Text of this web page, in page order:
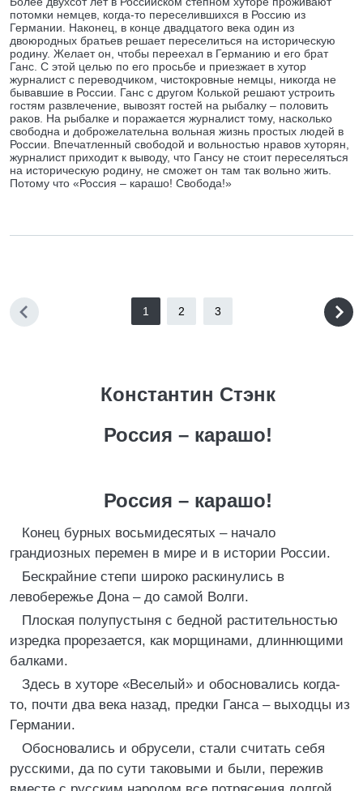
потомки немцев, когда-то переселившихся в Россию из
Германии. Наконец, в конце двадцатого века один из
двоюродных братьев решает переселиться на историческую
родину. Желает он, чтобы переехал в Германию и его брат
Ганс. С этой целью по его просьбе и приезжает в хутор
журналист с переводчиком, чистокровные немцы, никогда не
бывавшие в России. Ганс с другом Колькой решают устроить
гостям развлечение, вывозят гостей на рыбалку – половить
раков. На рыбалке и поражается журналист тому, насколько
свободна и доброжелательна вольная жизнь простых людей в
России. Впечатленный свободой и вольностью нравов хуторян,
журналист приходит к выводу, что Гансу не стоит переселяться
на историческую родину, не сможет он там так вольно жить.
Потому что «Россия – карашо! Свобода!»
1 2 3
Константин Стэнк
Россия – карашо!
Россия – карашо!
Конец бурных восьмидесятых – начало
грандиозных перемен в мире и в истории России.
Бескрайние степи широко раскинулись в
левобережье Дона – до самой Волги.
Плоская полупустыня с бедной растительностью
изредка прорезается, как морщинами, длиннющими
балками.
Здесь в хуторе «Веселый» и обосновались когда-
то, почти два века назад, предки Ганса – выходцы из
Германии.
Обосновались и обрусели, стали считать себя
русскими, да по сути таковыми и были, пережив